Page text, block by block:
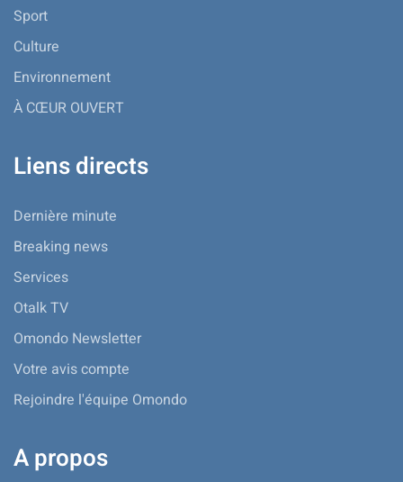
Sport
Culture
Environnement
À CŒUR OUVERT
Liens directs
Dernière minute
Breaking news
Services
Otalk TV
Omondo Newsletter
Votre avis compte
Rejoindre l'équipe Omondo
A propos